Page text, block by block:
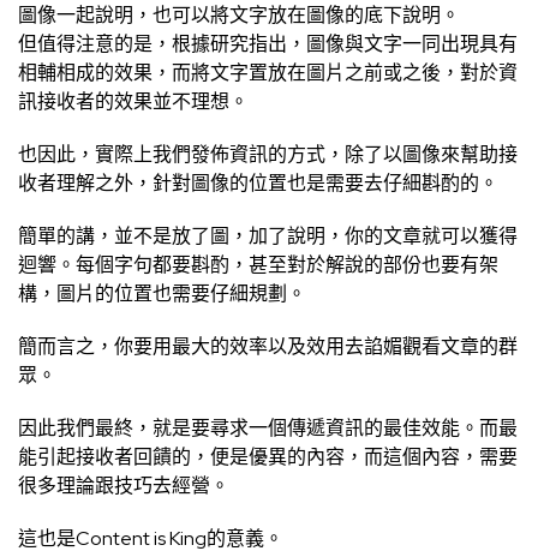
圖像一起說明，也可以將文字放在圖像的底下說明。
但值得注意的是，根據研究指出，圖像與文字一同出現具有
相輔相成的效果，而將文字置放在圖片之前或之後，對於資
訊接收者的效果並不理想。
也因此，實際上我們發佈資訊的方式，除了以圖像來幫助接
收者理解之外，針對圖像的位置也是需要去仔細斟酌的。
簡單的講，並不是放了圖，加了說明，你的文章就可以獲得
迴響。每個字句都要斟酌，甚至對於解說的部份也要有架
構，圖片的位置也需要仔細規劃。
簡而言之，你要用最大的效率以及效用去諂媚觀看文章的群
眾。
因此我們最終，就是要尋求一個傳遞資訊的最佳效能。而最
能引起接收者回饋的，便是優異的內容，而這個內容，需要
很多理論跟技巧去經營。
這也是Content is King的意義。